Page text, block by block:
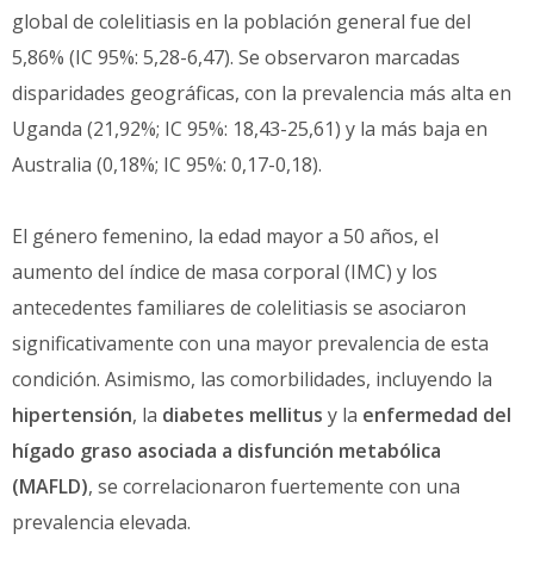
global de colelitiasis en la población general fue del
5,86% (IC 95%: 5,28-6,47). Se observaron marcadas
disparidades geográficas, con la prevalencia más alta en
Uganda (21,92%; IC 95%: 18,43-25,61) y la más baja en
Australia (0,18%; IC 95%: 0,17-0,18).
El género femenino, la edad mayor a 50 años, el
aumento del índice de masa corporal (IMC) y los
antecedentes familiares de colelitiasis se asociaron
significativamente con una mayor prevalencia de esta
condición. Asimismo, las comorbilidades, incluyendo la
hipertensión, la diabetes mellitus y la enfermedad del
hígado graso asociada a disfunción metabólica
(MAFLD), se correlacionaron fuertemente con una
prevalencia elevada.